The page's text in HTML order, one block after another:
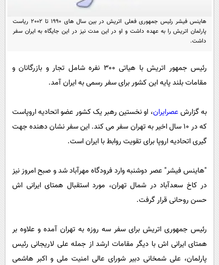
سفر و تفریح
علمی
گوناگون
سرگرمی
مجله تصویری سلاح
فیلم
ورزش
فناوری
گوناگون
بین الملل
خواندنی ها و دیدنی ها
داستان کوتاه
روانشناسی
آشپزی
آموزش زبان
هاینس فیشر رئیس جمهوری فعلی اتریش در بین سال های 1990 تا 2002 ریاست
پارلمان اتریش را به عهده داشت و او در این مدت نیز در این جایگاه به ایران سفر
داشت.
رئیس جمهور اتریش با هیاتی 300 نفره شامل تجار و بازرگانان و
مقامات بلند پایه این کشور برای سفر رسمی به ایران آمد.
به گزارش عصرایران، او نخستین رهبر یک کشور عضو اتحادیه اروپاست
که در 10 سال اخیر به تهران سفر می کند. این سفر نشان دهنده جهت
گیری اتحادیه اروپا برای تقویت روابط با ایران است.
"هاینس فیشر" عصر دوشنبه وارد فرودگاه مهرآباد شد و صبح امروز نیز
در کاخ سعدآباد در شمال تهران، مورد استقبال همتای ایرانی اش
حسن روحانی قرار گرفت.
رئیس جمهوری اتریش برای سفر سه روزه به تهران آمده و علاوه بر
همتای ایرانی اش با دیگر مقامات ارشد از جمله علی لاریجانی رئیس
پارلمان، علی شمخانی دبیر شورای عالی امنیت ملی و اکبر هاشمی